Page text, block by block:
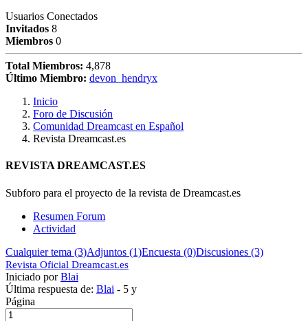
Usuarios Conectados
Invitados 8
Miembros 0
Total Miembros: 4,878
Último Miembro: devon_hendryx
Inicio
Foro de Discusión
Comunidad Dreamcast en Español
Revista Dreamcast.es
REVISTA DREAMCAST.ES
Subforo para el proyecto de la revista de Dreamcast.es
Resumen Forum
Actividad
Cualquier tema (3)Adjuntos (1)Encuesta (0)Discusiones (3)
Revista Oficial Dreamcast.es
Iniciado porBlai
Última respuesta de: Blai - 5 y
Página